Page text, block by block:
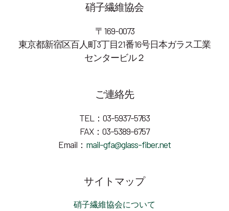
硝子繊維協会
〒169-0073
東京都新宿区百人町3丁目21番16号日本ガラス工業
センタービル２
ご連絡先
TEL：03-5937-5763
FAX：03-5389-6757
Email： mail-gfa@glass-fiber.net
サイトマップ
硝子繊維協会について